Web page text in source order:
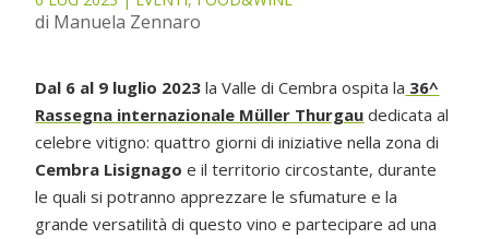
di Manuela Zennaro
Dal 6 al 9 luglio 2023 la Valle di Cembra ospita la 36^
Rassegna internazionale Müller Thurgau dedicata al
celebre vitigno: quattro giorni di iniziative nella zona di
Cembra Lisignago e il territorio circostante, durante
le quali si potranno apprezzare le sfumature e la
grande versatilità di questo vino e partecipare ad una